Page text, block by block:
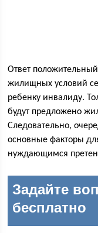
Ответ
жилищных условий
ребенку инвалиду.
будут предложено
Следовательно,
основные факторы
нуждающимся